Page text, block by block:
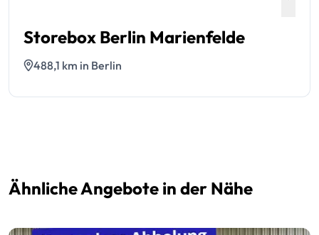
Storebox Berlin Marienfelde
488,1 km in Berlin
Ähnliche Angebote in der Nähe